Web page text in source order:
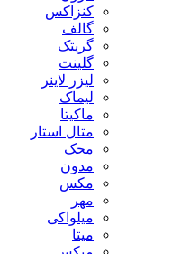
کنزاکس
گالف
گریتک
گلینت
لیزر لاینر
لیماک
ماکیتا
متال استار
محک
مدون
مکس
مهر
ميلواكى
میتا